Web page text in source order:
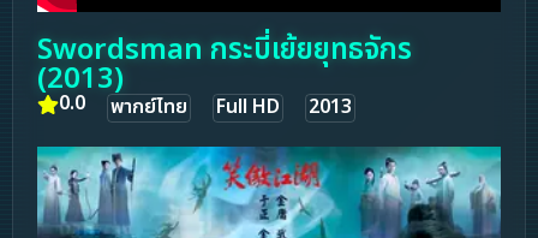
Swordsman กระบี่เย้ยยุทธจักร
(2013)
0.0 พากย์ไทย Full HD 2013